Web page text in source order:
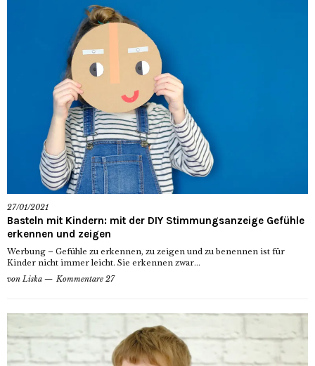
27/01/2021
Basteln mit Kindern: mit der DIY Stimmungsanzeige Gefühle
erkennen und zeigen
Werbung – Gefühle zu erkennen, zu zeigen und zu benennen ist für
Kinder nicht immer leicht. Sie erkennen zwar...
von Liska Kommentare 27